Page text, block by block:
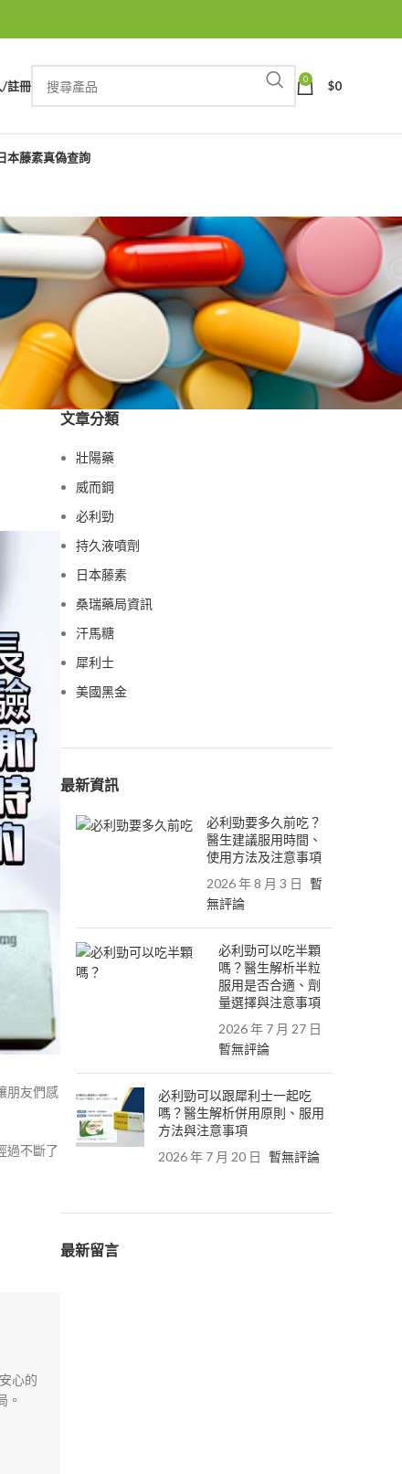
/註冊 0 $0
本藤素真偽查詢
朋友們感
過不斷了
心的
。
文章分類
壯陽藥
威而鋼
必利勁
持久液噴劑
日本藤素
桑瑞藥局資訊
汗馬糖
犀利士
美國黑金
最新資訊
必利勁要多久前吃？
醫生建議服用時間、
使用方法及注意事項
2026 年 8 月 3 日 暫
無評論
必利勁可以吃半顆
嗎？醫生解析半粒
服用是否合適、劑
量選擇與注意事項
2026 年 7 月 27 日
暫無評論
必利勁可以跟犀利士一起吃
嗎？醫生解析併用原則、服用
方法與注意事項
2026 年 7 月 20 日 暫無評論
最新留言